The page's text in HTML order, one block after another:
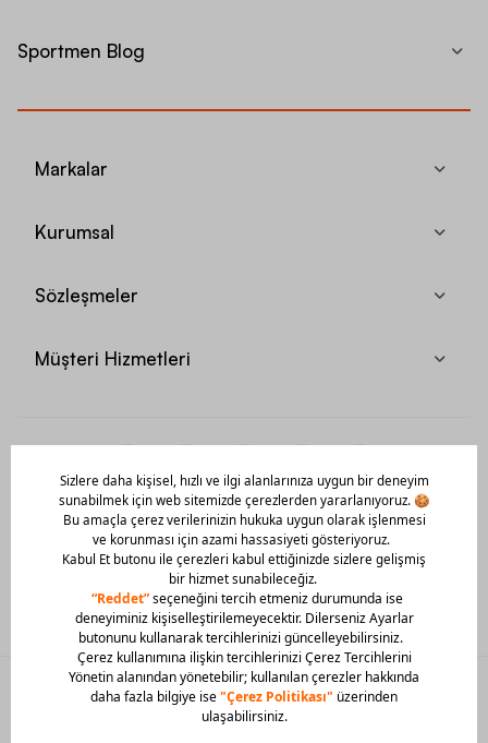
Sportmen Blog
Markalar
Kurumsal
Sözleşmeler
Müşteri Hizmetleri
Mobil Uygulamamızı Hemen İndir!